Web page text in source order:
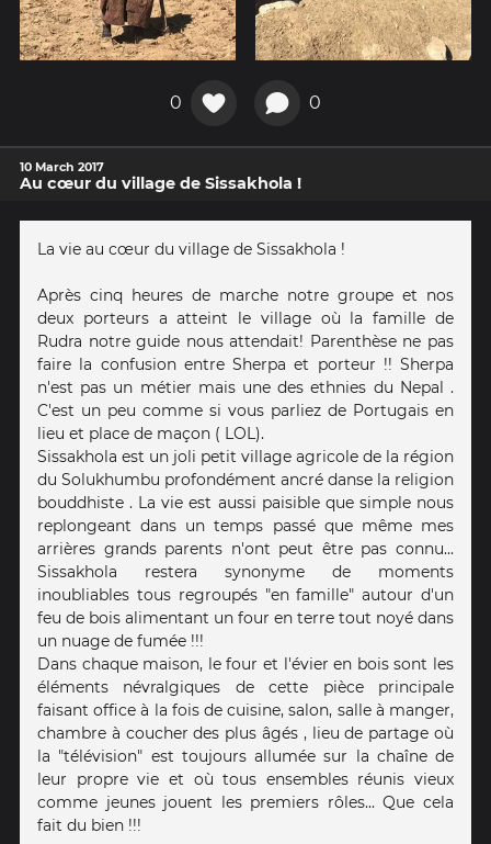
0 0
10 March 2017
Au cœur du village de Sissakhola !
La vie au cœur du village de Sissakhola !
Après cinq heures de marche notre groupe et nos
deux porteurs a atteint le village où la famille de
Rudra notre guide nous attendait! Parenthèse ne pas
faire la confusion entre Sherpa et porteur !! Sherpa
n'est pas un métier mais une des ethnies du Nepal .
C'est un peu comme si vous parliez de Portugais en
lieu et place de maçon ( LOL).
Sissakhola est un joli petit village agricole de la région
du Solukhumbu profondément ancré danse la religion
bouddhiste . La vie est aussi paisible que simple nous
replongeant dans un temps passé que même mes
arrières grands parents n'ont peut être pas connu...
Sissakhola restera synonyme de moments
inoubliables tous regroupés "en famille" autour d'un
feu de bois alimentant un four en terre tout noyé dans
un nuage de fumée !!!
Dans chaque maison, le four et l'évier en bois sont les
éléments névralgiques de cette pièce principale
faisant office à la fois de cuisine, salon, salle à manger,
chambre à coucher des plus âgés , lieu de partage où
la "télévision" est toujours allumée sur la chaîne de
leur propre vie et où tous ensembles réunis vieux
comme jeunes jouent les premiers rôles... Que cela
fait du bien !!!